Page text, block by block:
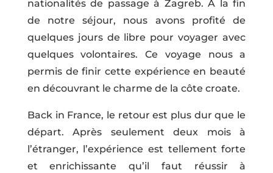
nationalités de passage à Zagreb. A la fin
de notre séjour, nous avons profité de
quelques jours de libre pour voyager avec
quelques volontaires. Ce voyage nous a
permis de finir cette expérience en beauté
en découvrant le charme de la côte croate.
Back in France, le retour est plus dur que le
départ. Après seulement deux mois à
l’étranger, l’expérience est tellement forte
et enrichissante qu’il faut réussir à